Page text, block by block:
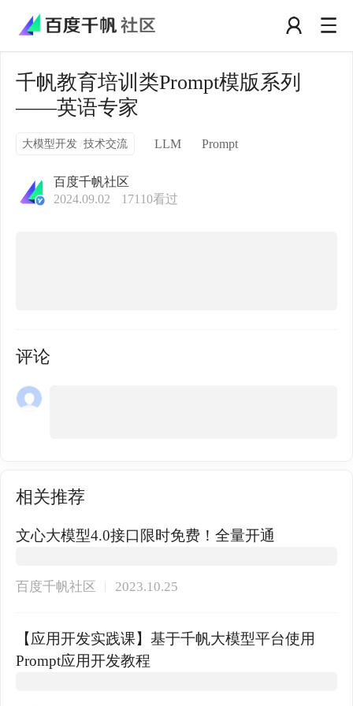
千帆教育培训类Prompt模版系列
——英语专家
大模型开发 /技术交流 LLM Prompt
百度千帆社区
2024.09.02
17110看过
评论
相关推荐
文心大模型4.0接口限时免费！全量开通
百度千帆社区 2023.10.25
【应用开发实践课】基于千帆大模型平台使用
Prompt应用开发教程